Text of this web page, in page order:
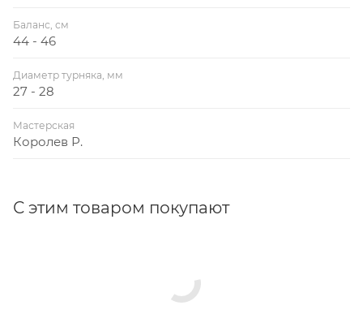
Баланс, см
44 - 46
Диаметр турняка, мм
27 - 28
Мастерская
Королев Р.
С этим товаром покупают